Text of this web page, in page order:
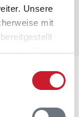
Unsere
mit
der Dienste